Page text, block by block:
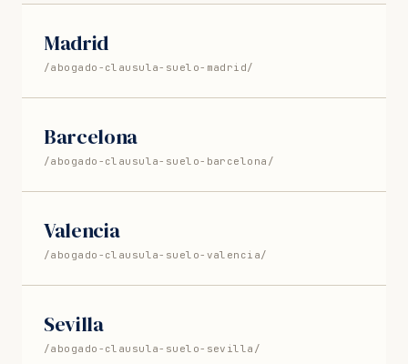
Madrid
/abogado-clausula-suelo-madrid/
Barcelona
/abogado-clausula-suelo-barcelona/
Valencia
/abogado-clausula-suelo-valencia/
Sevilla
/abogado-clausula-suelo-sevilla/